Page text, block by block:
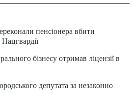
пенсіонера вбити
бізнесу отримав ліцензії в
депутата за незаконно